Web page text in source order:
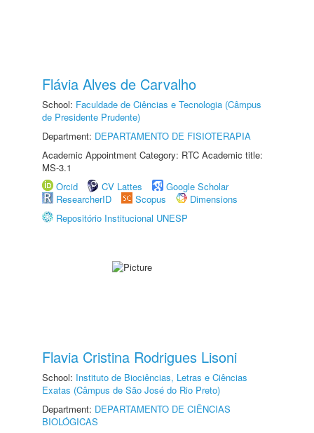
Flávia Alves de Carvalho
School: Faculdade de Ciências e Tecnologia (Câmpus
de Presidente Prudente)
Department: DEPARTAMENTO DE FISIOTERAPIA
Academic Appointment Category: RTC Academic title:
MS-3.1
Orcid
CV Lattes
Google Scholar
ResearcherID
Scopus
Dimensions
Repositório Institucional UNESP
Flavia Cristina Rodrigues Lisoni
School: Instituto de Biociências, Letras e Ciências
Exatas (Câmpus de São José do Rio Preto)
Department: DEPARTAMENTO DE CIÊNCIAS
BIOLÓGICAS